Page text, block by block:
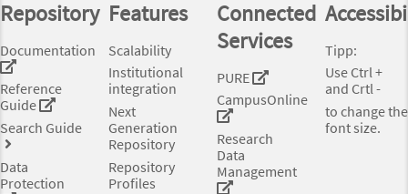
Repository
Documentation
Reference
Guide
Search Guide
Data
Protection
Features
Scalability
Institutional
integration
Next
Generation
Repository
Repository
Profiles
Connected
Services
PURE
CampusOnline
Research
Data
Management
Tipp:
Use Ctrl +
and Crtl -
to change the
font size.